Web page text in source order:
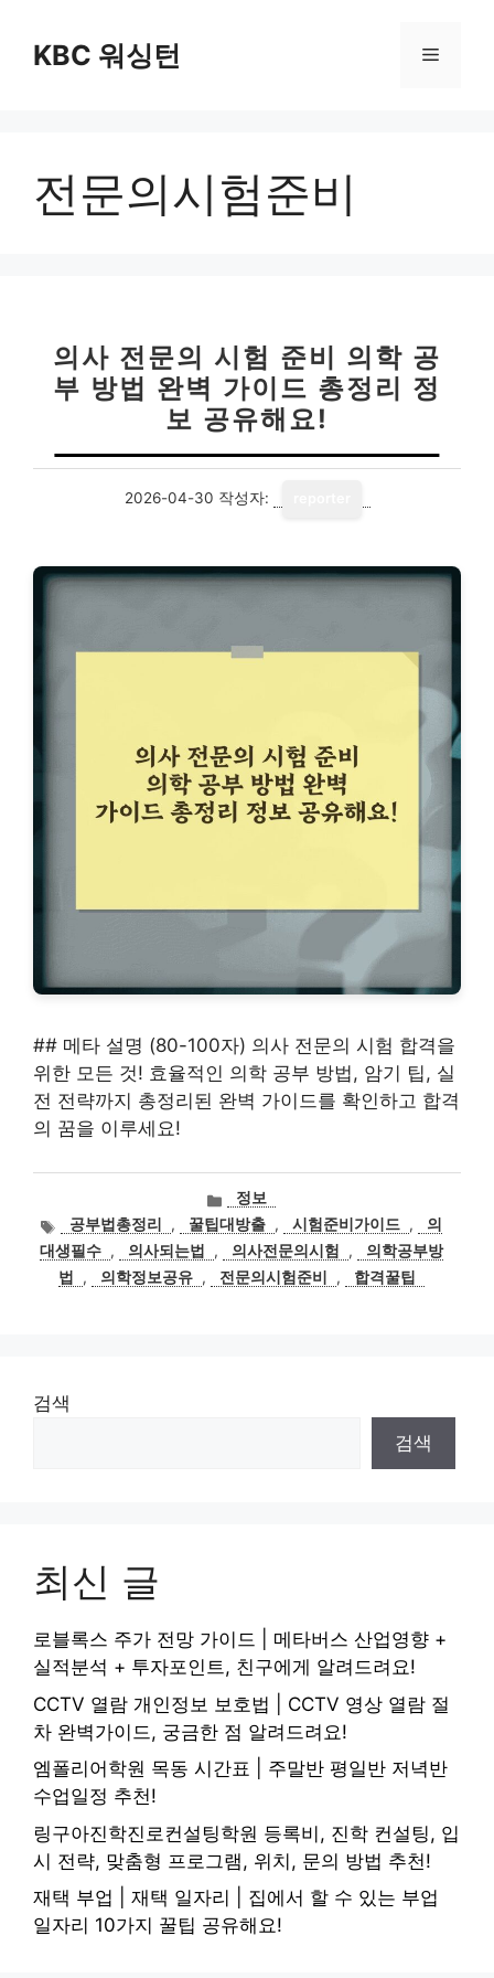
KBC 워싱턴 메
전문의시험준비
의사 전문의 시험 준비 의학 공
부 방법 완벽 가이드 총정리 정
보 공유해요!
2026-04-30 작성자:
## 메타 설명 (80-100자) 의사 전문의 시험 합격을
위한 모든 것! 효율적인 의학 공부 방법, 암기 팁, 실
전 전략까지 총정리된 완벽 가이드를 확인하고 합격
의 꿈을 이루세요!
카
테
고
리
정보
태
그
공부법총정리 , 꿀팁대방출 , 시험준비가이드 ,
의
대생필수 , 의사되는법 , 의사전문의시험 ,
의학공부방
법
, 의학정보공유 , 전문의시험준비 , 합격꿀팁
검색
검색
최신 글
로블록스 주가 전망 가이드 | 메타버스 산업영향 +
실적분석 + 투자포인트, 친구에게 알려드려요!
CCTV 열람 개인정보 보호법 | CCTV 영상 열람 절
차 완벽가이드, 궁금한 점 알려드려요!
엠폴리어학원 목동 시간표 | 주말반 평일반 저녁반
수업일정 추천!
링구아진학진로컨설팅학원 등록비, 진학 컨설팅, 입
시 전략, 맞춤형 프로그램, 위치, 문의 방법 추천!
재택 부업 | 재택 일자리 | 집에서 할 수 있는 부업
일자리 10가지 꿀팁 공유해요!